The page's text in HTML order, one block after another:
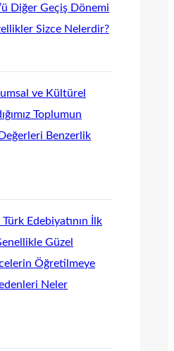
Diğer Geçiş Dönemi
Sizce Nelerdir?
ve Kültürel
Toplumun
Benzerlik
Edebiyatının İlk
Güzel
Öğretilmeye
Neler